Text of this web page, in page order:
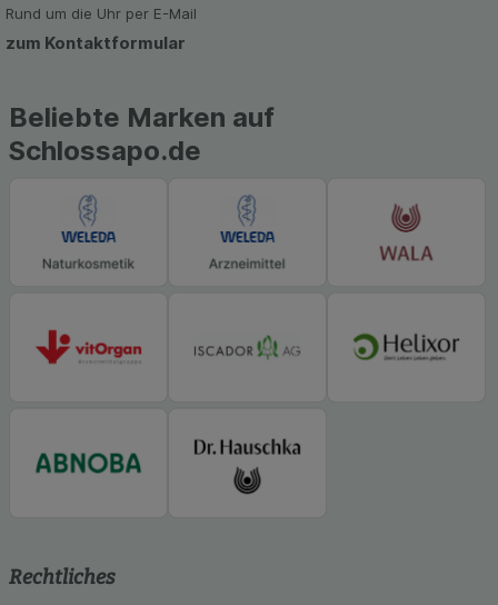
hierfür teilweise an Dritte wie z.B. Google oder
soziale Medien übertragen werden.
Rund um die Uhr per E-Mail
zum Kontaktformular
Beliebte Marken auf
Schlossapo.de
Rechtliches